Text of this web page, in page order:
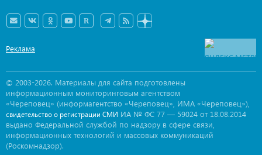
Реклама
© 2003-2026. Материалы для сайта подготовлены
информационным мониторинговым агентством
«Череповец» (информагентство «Череповец», ИМА «Череповец»),
свидетельство о регистрации СМИ ИА № ФС 77 — 59024 от 18.08.2014
выдано Федеральной службой по надзору в сфере связи,
информационных технологий и массовых коммуникаций
(Роскомнадзор).